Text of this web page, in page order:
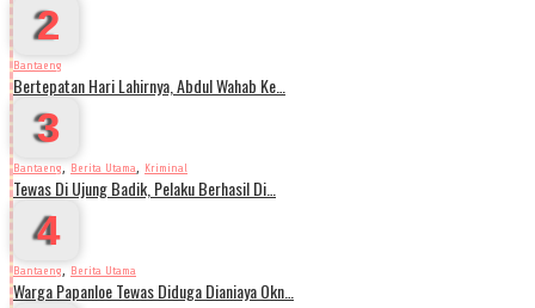
2
Bantaeng
Bertepatan Hari Lahirnya, Abdul Wahab Ke…
3
Bantaeng, Berita Utama, Kriminal
Tewas Di Ujung Badik, Pelaku Berhasil Di…
4
Bantaeng, Berita Utama
Warga Papanloe Tewas Diduga Dianiaya Okn…